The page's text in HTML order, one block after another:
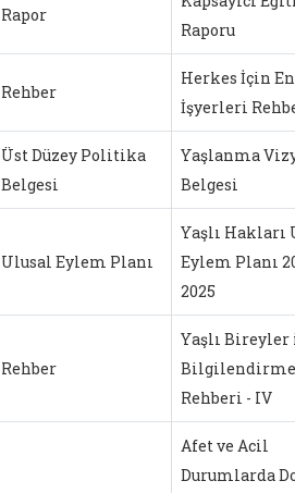
Rapor
Raporu
Rehber
Herkes İçin
İşyerleri
Üst Düzey Politika
Belgesi
Yaşlanma
Belgesi
Ulusal Eylem Planı
Yaşlı Hakları
Eylem Planı
2025
Rehber
Yaşlı
Bilgilendirme
Rehberi - IV
Afet ve Acil
Durumlarda